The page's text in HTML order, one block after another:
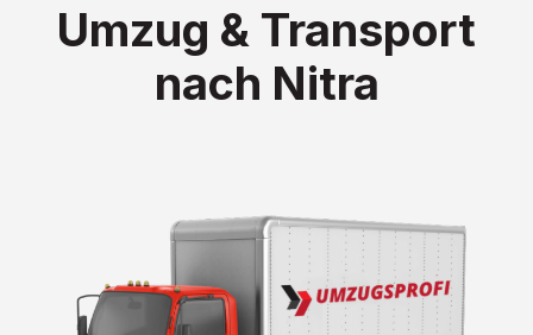
Umzug & Transport
nach Nitra